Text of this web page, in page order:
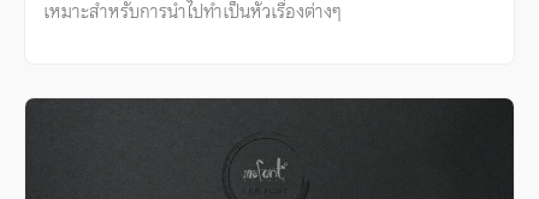
เหมาะสำหรับการนำไปทำเป็นหัวเรื่องต่างๆ